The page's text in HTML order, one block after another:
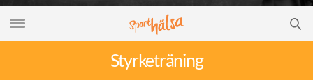
Styrketräning